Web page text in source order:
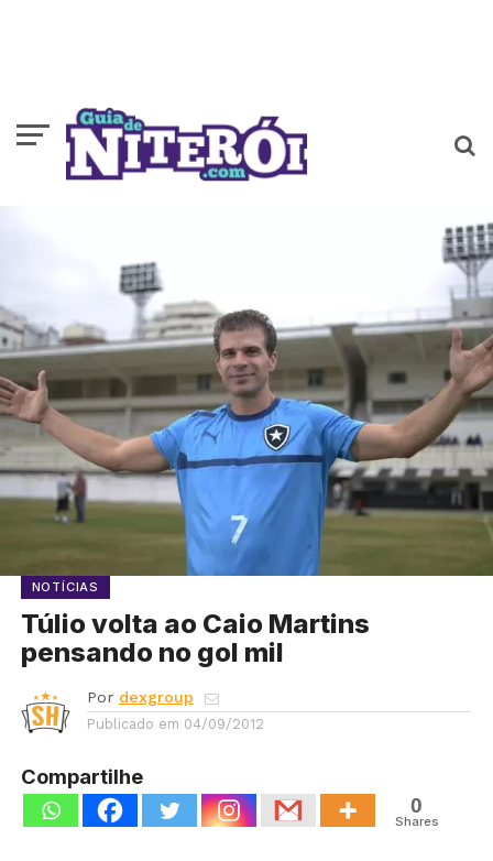
NOTÍCIAS
Túlio volta ao Caio Martins
pensando no gol mil
Por dexgroup
Publicado em 04/09/2012
Compartilhe
0
Shares